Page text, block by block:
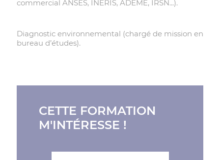
commercial ANSES, INERIS, ADEME, IRSN...).
Diagnostic environnemental (chargé de mission en
bureau d’études).
CETTE FORMATION
M'INTÉRESSE !